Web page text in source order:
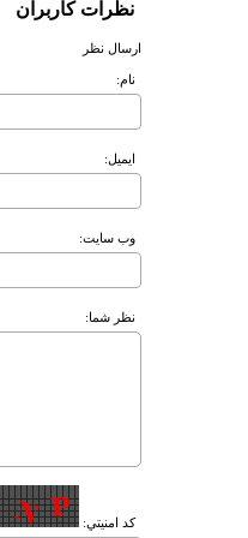
نظرات کاربران
ارسال نظر
نام:
ايميل:
وب سايت:
نظر شما:
کد امنيتي: